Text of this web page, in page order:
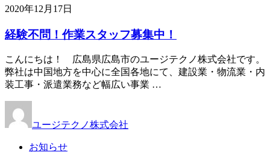
2020年12月17日
経験不問！作業スタッフ募集中！
こんにちは！ 広島県広島市のユージテクノ株式会社です。
弊社は中国地方を中心に全国各地にて、建設業・物流業・内
装工事・派遣業務など幅広い事業 …
ユージテクノ株式会社
お知らせ